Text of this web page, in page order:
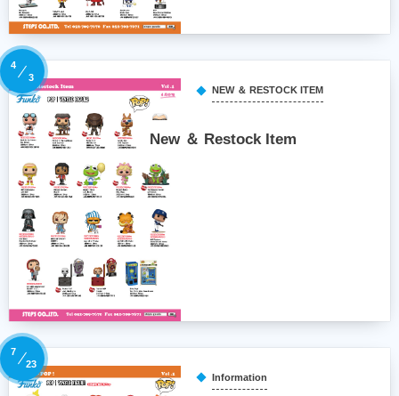
NEW ＆ RESTOCK ITEM
New ＆ Restock Item
4
3
Information
7
23